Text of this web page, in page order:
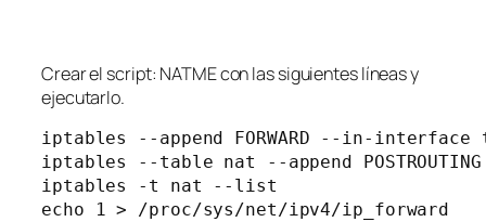
Crear el script: NATME con las siguientes líneas y
ejecutarlo.
iptables --append FORWARD --in-interface
iptables --table nat --append
iptables -t nat --list
echo 1 > /proc/sys/net/ipv4/ip_forward